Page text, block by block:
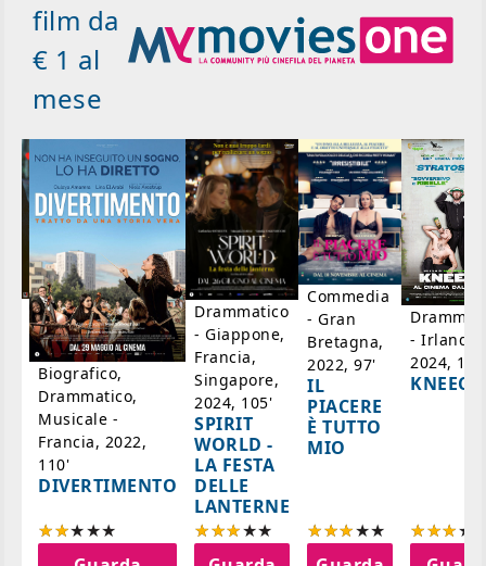
film da
€ 1 al
mese
Biografico,
Drammatico,
Musicale -
Francia, 2022,
110'
DIVERTIMENTO
Drammatico
- Giappone,
Francia,
Singapore,
2024, 105'
SPIRIT
WORLD -
LA FESTA
DELLE
LANTERNE
Commedia
- Gran
Bretagna,
2022, 97'
IL
PIACERE
È TUTTO
MIO
- Irlanda,
2024,